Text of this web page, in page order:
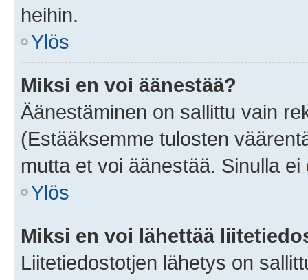
heihin.
Ylös
Miksi en voi äänestää?
Äänestäminen on sallittu vain
(Estääksemme tulosten
mutta et voi äänestää. Sinulla
Ylös
Miksi en voi lähettää
Liitetiedostotjen lähetys on